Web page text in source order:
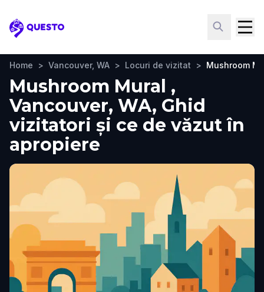
Questo
Home > Vancouver, WA > Locuri de vizitat > Mushroom
Mushroom Mural ,
Vancouver, WA, Ghid
vizitatori și ce de văzut în
apropiere